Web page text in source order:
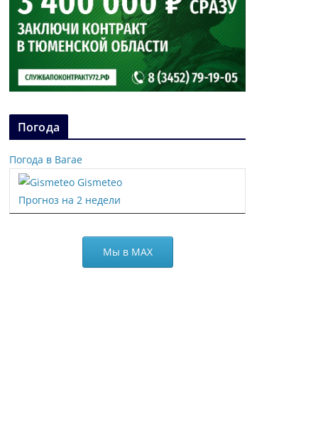
Погода
Погода в Вагае
Gismeteo
Прогноз на 2 недели
Мы в МАХ